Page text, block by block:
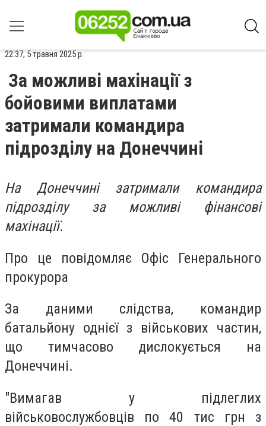
22:37, 5 травня 2025 р.
За можливі махінації з
бойовими виплатами
затримали командира
підрозділу на Донеччині
На Донеччині затримали командира
підрозділу за можливі фінансові
махінації.
Про це повідомляє Офіс Генерального
прокурора
За даними слідства, командир
батальйону однієї з військових частин,
що тимчасово дислокується на
Донеччині.
"Вимагав у підлеглих
військовослужбовців по 40 тис грн з